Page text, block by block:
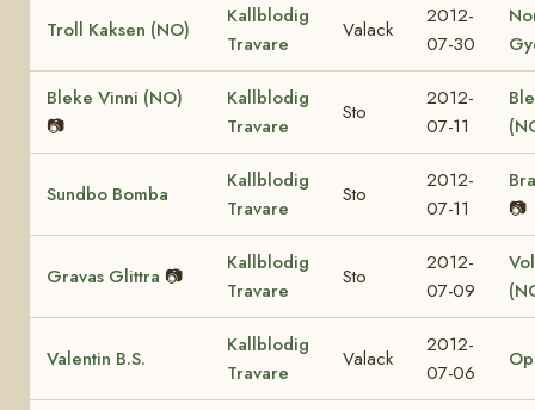
Troll Kaksen (NO)
Kallblodig
Travare
Valack
2012-
07-30
Bleke Vinni (NO)
📷
Kallblodig
Travare
Sto
2012-
07-11
Sundbo Bomba
Kallblodig
Travare
Sto
2012-
07-11
📷
Gravas Glittra 📷
Kallblodig
Travare
Sto
2012-
07-09
Valentin B.S.
Kallblodig
Travare
Valack
2012-
07-06